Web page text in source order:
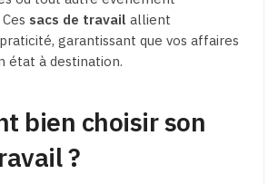
sacs de travail allient
garantissant que vos affaires
état à destination.
bien choisir son
?